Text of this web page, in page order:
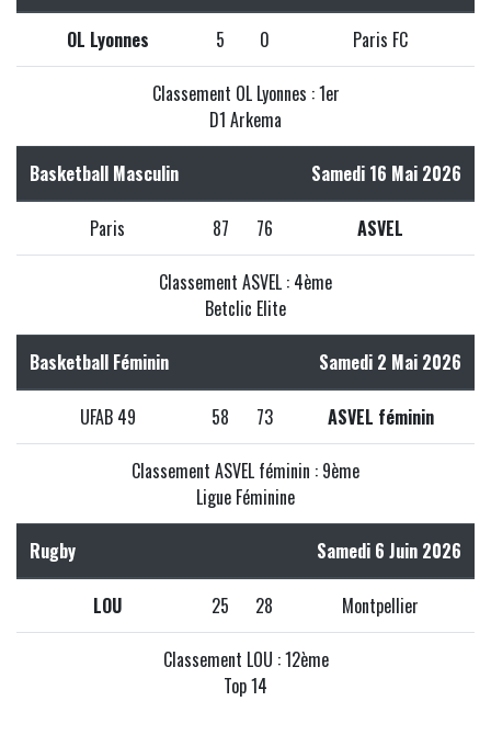
OL Lyonnes 5 0 Paris FC
Classement OL Lyonnes : 1er
D1 Arkema
Basketball Masculin Samedi 16 Mai 2026
Paris 87 76 ASVEL
Classement ASVEL : 4ème
Betclic Elite
Basketball Féminin Samedi 2 Mai 2026
UFAB 49 58 73 ASVEL féminin
Classement ASVEL féminin : 9ème
Ligue Féminine
Rugby Samedi 6 Juin 2026
LOU 25 28 Montpellier
Classement LOU : 12ème
Top 14